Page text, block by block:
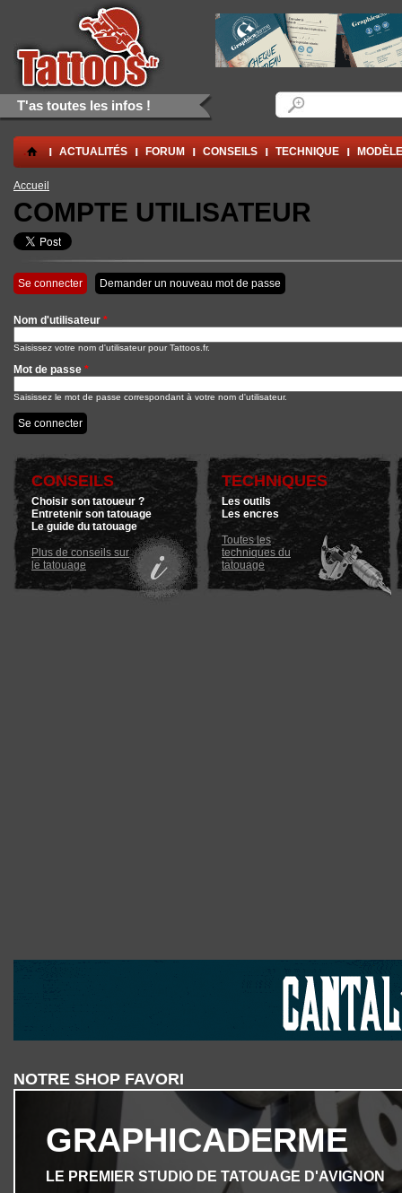
Aller au contenu principal
Skip to navigation
T'as toutes les infos !
. ACTUALITÉS FORUM CONSEILS TECHNIQUE
Vous êtes ici
Accueil
COMPTE UTILISATEUR
Onglets principaux
Se connecter (onglet actif)
Demander un nouveau mot de passe
Nom d'utilisateur *
Saisissez votre nom d'utilisateur pour Tattoos.fr.
Mot de passe *
Saisissez le mot de passe correspondant à votre nom d'utilisateur.
CONSEILS
Choisir son tatoueur ?
Entretenir son tatouage
Le guide du tatouage
Plus de conseils sur
le tatouage
TECHNIQUES
Les outils
Les encres
Toutes les
techniques du
tatouage
NOTRE SHOP FAVORI
GRAPHICADERME
LE PREMIER STUDIO DE TATOUAGE D'AVIGNON